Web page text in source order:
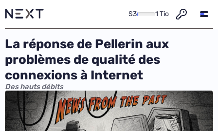
S3 1 Tio
La réponse de Pellerin aux
problèmes de qualité des
connexions à Internet
Des hauts débits